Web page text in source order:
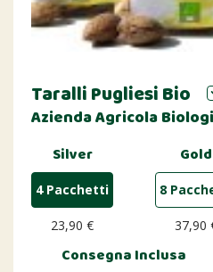
Taralli Pugliesi Bio
Azienda Agricola
Silver
4 Pacchetti
23,90 €
Gold
8
37,90
Consegna Inclusa